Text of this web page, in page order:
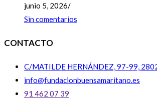
junio 5, 2026/
Sin comentarios
CONTACTO
C/MATILDE HERNÁNDEZ, 97-99,
info@fundacionbuensamaritano.es
91 462 07 39